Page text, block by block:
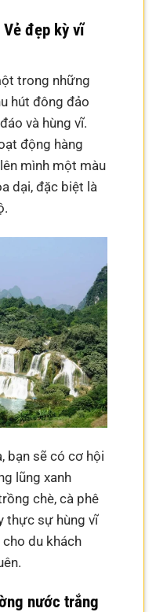
Vẻ đẹp kỳ vĩ
trong những
hút đông đảo
và hùng vĩ.
động hàng
mình một màu
dại, đặc biệt là
bạn sẽ có cơ hội
lũng xanh
chè, cà phê
thực sự hùng vĩ
du khách
nước trắng